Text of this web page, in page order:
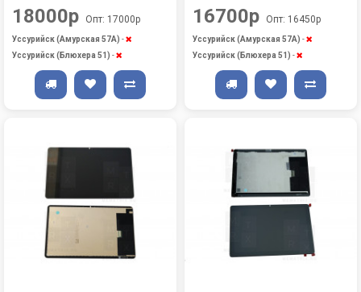
18000р Опт: 17000р
Уссурийск (Амурская 57А) -
Уссурийск (Блюхера 51) -
16700р Опт: 16450р
Уссурийск (Амурская 57А) -
Уссурийск (Блюхера 51) -